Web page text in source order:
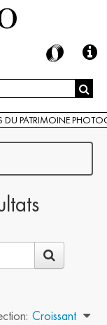
DU PATRIMOINE
Croissant